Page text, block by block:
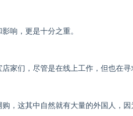
响，更是十分之重。
家们，尽管是在线上工作，但也在寻
，这其中自然就有大量的外国人，因